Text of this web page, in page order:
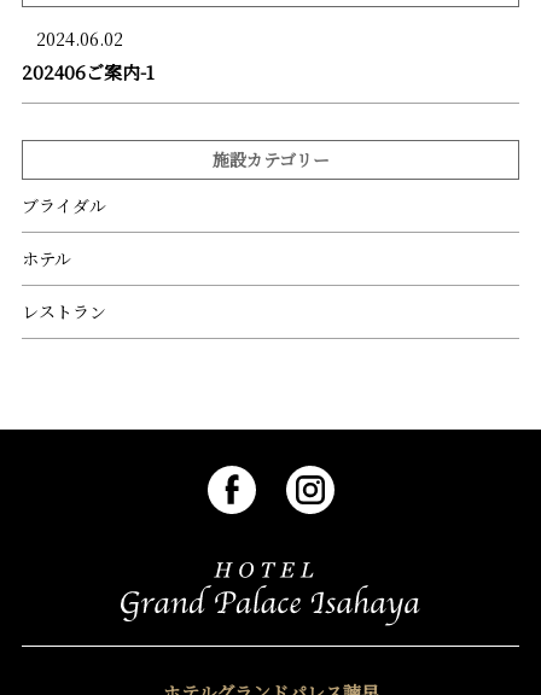
2024.06.02
202406ご案内-1
施設カテゴリー
ブライダル
ホテル
レストラン